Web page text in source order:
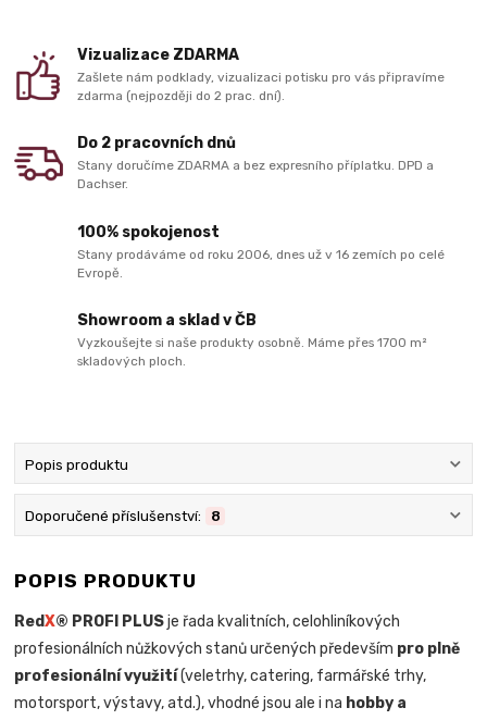
Vizualizace ZDARMA
Zašlete nám podklady, vizualizaci potisku pro vás připravíme
zdarma (nejpozději do 2 prac. dní).
Do 2 pracovních dnů
Stany doručíme ZDARMA a bez expresního příplatku. DPD a
Dachser.
100% spokojenost
Stany prodáváme od roku 2006, dnes už v 16 zemích po celé
Evropě.
Showroom a sklad v ČB
Vyzkoušejte si naše produkty osobně. Máme přes 1700 m²
skladových ploch.
Popis produktu
Doporučené příslušenství: 8
POPIS PRODUKTU
RedX® PROFI PLUSje řada kvalitních, celohliníkových
profesionálních nůžkových stanů určených především pro plně
profesionální využití(veletrhy, catering, farmářské trhy,
motorsport, výstavy, atd.), vhodné jsou ale i na hobby a